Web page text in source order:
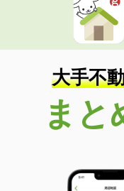
大手不
まと